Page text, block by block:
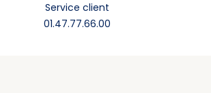
Service client
01.47.77.66.00